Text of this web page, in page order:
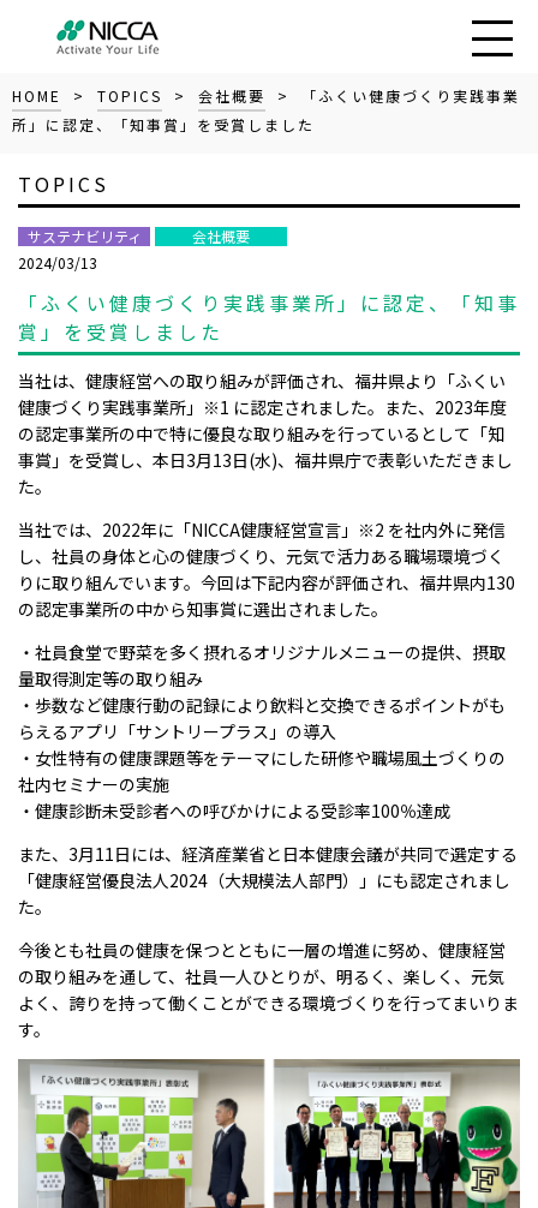
HOME > TOPICS > 会社概要
> 「ふくい健康づくり実践事業
所」に認定、「知事賞」を受賞しました
TOPICS
サステナビリティ
会社概要
2024/03/13
「ふくい健康づくり実践事業所」に認定、「知事
賞」を受賞しました
当社は、健康経営への取り組みが評価され、福井県より「ふくい
健康づくり実践事業所」 ※1 に認定されました。また、 2023年度
の認定事業所の中で特に優良な取り組みを行っているとして「知
事賞」を受賞し、本日3月13日(水)、福井県庁で表彰いただきまし
た。
当社では、 2022年に「NICCA健康経営宣言」 ※2 を社内外に発信
し、社員の身体と心の健康づくり、元気で活力ある職場環境づく
りに取り組んでいます。今回は下記内容が評価され、福井県内130
の認定事業所の中から知事賞に選出されました。
・社員食堂で野菜を多く摂れるオリジナルメニューの提供、摂取
量取得測定等の取り組み
・歩数など健康行動の記録により飲料と交換できるポイントがも
らえるアプリ「サントリープラス」の導入
・女性特有の健康課題等をテーマにした研修や職場風土づくりの
社内セミナーの実施
・健康診断未受診者への呼びかけによる受診率100％達成
また、 3月11日には、経済産業省と日本健康会議が共同で選定する
「健康経営優良法人2024 （大規模法人部門）」にも認定されまし
た。
今後とも社員の健康を保つとともに一層の増進に努め、健康経営
の取り組みを通して、社員一人ひとりが、明るく、楽しく、元気
よく、誇りを持って働くことができる環境づくりを行ってまいりま
す。